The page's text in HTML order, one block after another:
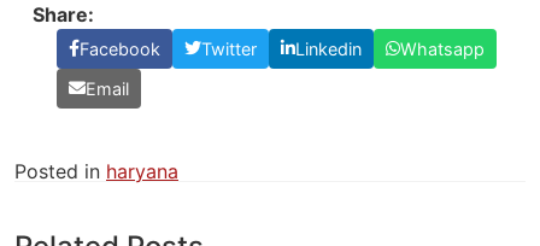
Share:
Facebook Twitter Linkedin
Whatsapp
Email
Posted in haryana